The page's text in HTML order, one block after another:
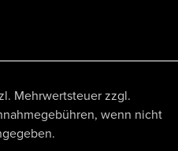
Mehrwertsteuer zzgl.
wenn nicht